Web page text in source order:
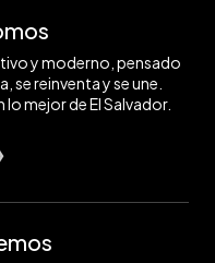
y moderno, pensado
se reinventa y se une.
mejor de El Salvador.